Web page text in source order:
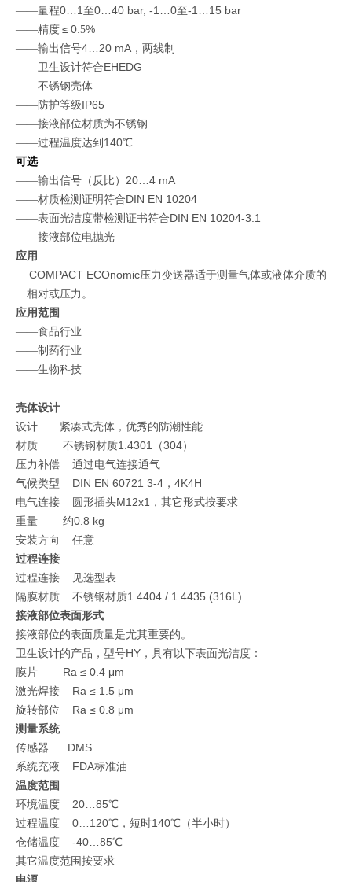
——量程0…1至0…40 bar, -1…0至-1…15 bar
——精度≤0. 5%
——输出信号4…20 mA， 两线制
——卫生设计符合EHEDG
——不锈钢壳体
——防护等级IP65
——接液部位材质为不锈钢
——过程温度达到140℃
可选
——输出信号 （ 反比） 20…4 mA
——材质检测证明符合DIN EN 10204
——表面光洁度带检测证书符合DIN EN 10204-3.1
——接液部位电抛光
应用
COMPACT ECOnomic压力变送器适于测量气体或液体介质的
相对或压力。
应用范围
——食品行业
——制药行业
——生物科技
壳体设计
设计
紧凑式壳体，优秀的防潮性能
材质 不锈钢材质1.4301
（304）
压力补偿 通过电气连接通气
气候类型 DIN EN 60721 3-4 ， 4K4H
电气连接 圆形插头M12x1，其它形式按要求
重量 约0.8 kg
安装方向 任意
过程连接
过程连接 见选型表
隔膜材质 不锈钢材质1.4404 / 1.4435 (316L)
接液部位表面形式
接液部位的表面质量是尤其重要的。
卫生设计的产品，型号HY，具有以下表面光洁度：
膜片 Ra ≤ 0.4 μm
激光焊接 Ra ≤ 1.5 μm
旋转部位 Ra ≤ 0.8 μm
测量系统
传感器 DMS
系统充液 FDA标准油
温度范围
环境温度 20…85℃
过程温度 0…120℃，短时140℃（半小时）
仓储温度 -40…85℃
其它温度范围按要求
电源